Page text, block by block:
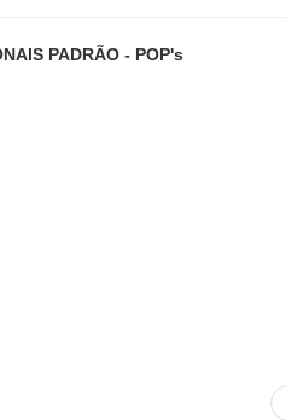
PADRÃO - POP's